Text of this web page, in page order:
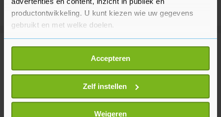
productontwikkeling. U kunt kiezen wie uw gegevens
gebruikt en met welke doelen.
Als u het toestaat, willen we ook graag:
Informatie verzamelen over uw geografische
locatie, die tot een paar meter nauwkeurig kan zijn
Uw apparaat identificeren door het actief te
scannen op specifieke eigenschappen (fingerprinting)
Lees meer over hoe uw persoonlijke gegevens worden
Accepteren
Zelf instellen
Weigeren
Meer uit Buitenland
Rusland meldt neerhalen van 605
Oekraïense drones